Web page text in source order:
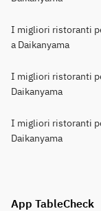
I migliori ristoranti
a Daikanyama
I migliori ristoranti
Daikanyama
I migliori ristoranti
Daikanyama
App TableCheck